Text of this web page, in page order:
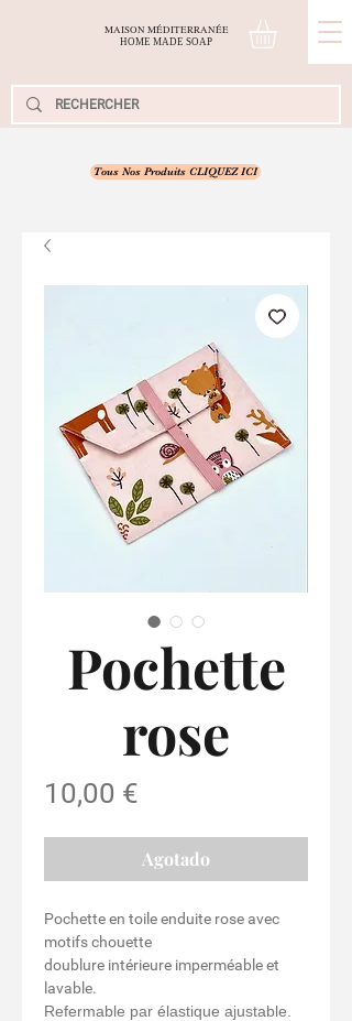
MAISON MÉDITERRANÉE
HOME MADE SOAP
Tous Nos Produits CLIQUEZ ICI
Pochette
rose
10,00 €
Agotado
Pochette en toile enduite rose avec
motifs chouette
doublure intérieure imperméable et
lavable.
Refermable par élastique ajustable.